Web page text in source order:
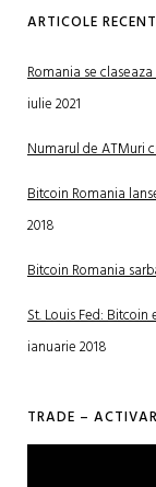
ARTICOLE
Romania se
iulie 2021
Numarul de ATMuri
Bitcoin Romania
2018
Bitcoin Romania
St. Louis Fed:
ianuarie 2018
TRADE –